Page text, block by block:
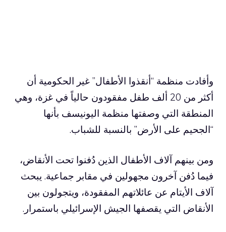
وأفادت منظمة “أنقذوا الأطفال” غير الحكومية أن
أكثر من 20 ألف طفل مفقودون حالياً في غزة، وهي
المنطقة التي وصفتها منظمة اليونيسف بأنها
“الجحيم على الأرض” بالنسبة للشباب.
ومن بينهم آلاف الأطفال الذين دُفنوا تحت الأنقاض،
فيما دُفن آخرون مجهولين في مقابر جماعية. يبحث
آلاف الأيتام عن عائلاتهم المفقودة، ويتجولون بين
الأنقاض التي يقصفها الجيش الإسرائيلي باستمرار.